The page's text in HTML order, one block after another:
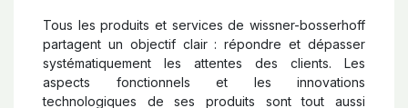
Tous les produits et services de wissner-bosserhoff
partagent un objectif clair : répondre et dépasser
systématiquement les attentes des clients. Les
aspects fonctionnels et les innovations
technologiques de ses produits sont tout aussi